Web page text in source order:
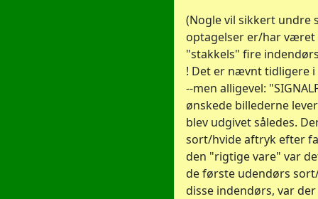
(Nogle vil sikkert undre
optagelser er/har
"stakkels" fire
! Det er nævnt tidligere
--men alligevel:
ønskede billederne
blev udgivet således.
sort/hvide aftryk efter
den "rigtige vare" var
de første udendørs
disse indendørs, var